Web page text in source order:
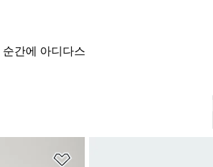
간에 아디다스